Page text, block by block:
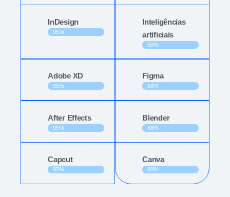
InDesign
95%
Inteligências
artificiais
50%
Adobe XD
95%
Figma
88%
After Effects
95%
Blender
88%
Capcut
95%
Canva
88%